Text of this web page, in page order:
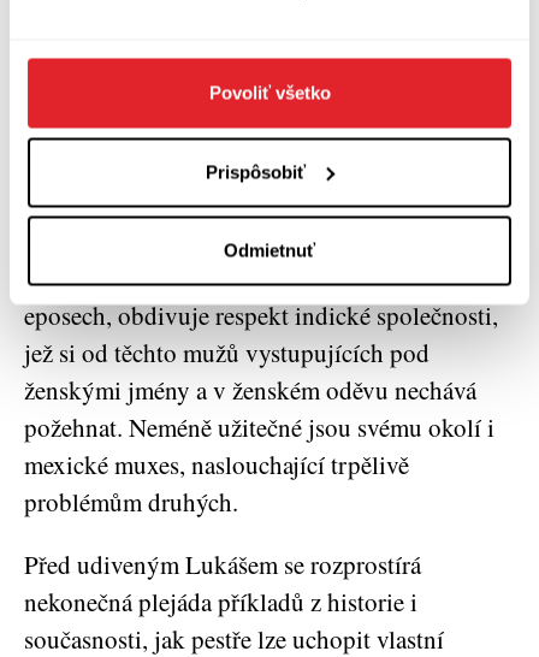
Povoliť všetko
Prispôsobiť
Odmietnuť
mužskou duši a zapojovali se jak do ženských,
tak mužských aktivit. Objevuje albánské ženy,
jež se mohly proměnit v burnešu a navenek
vystupovat jako muž zejména v těch dobách,
kdy kvůli válečným konfliktům zůstávala
mužská pozice nezastoupena. Na osudech
indických hidžrů, zmiňovaných již ve starých
eposech, obdivuje respekt indické společnosti,
jež si od těchto mužů vystupujících pod
ženskými jmény a v ženském oděvu nechává
požehnat. Neméně užitečné jsou svému okolí i
mexické muxes, naslouchající trpělivě
problémům druhých.
Před udiveným Lukášem se rozprostírá
nekonečná plejáda příkladů z historie i
současnosti, jak pestře lze uchopit vlastní